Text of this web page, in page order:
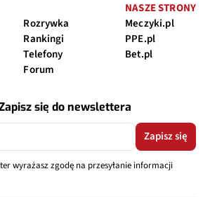
Rozrywka
Rankingi
Telefony
Forum
NASZE STRONY
Meczyki.pl
PPE.pl
Bet.pl
się do newslettera
Zapisz się
wyrażasz zgodę na przesyłanie informacji